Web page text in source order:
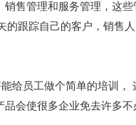
售管理和服务管理，这些
的跟踪自己的客户，销售
给员工做个简单的培训，
会使很多企业免去许多不